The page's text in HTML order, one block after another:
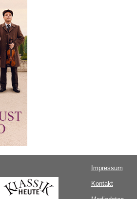
Impressum
Kontakt